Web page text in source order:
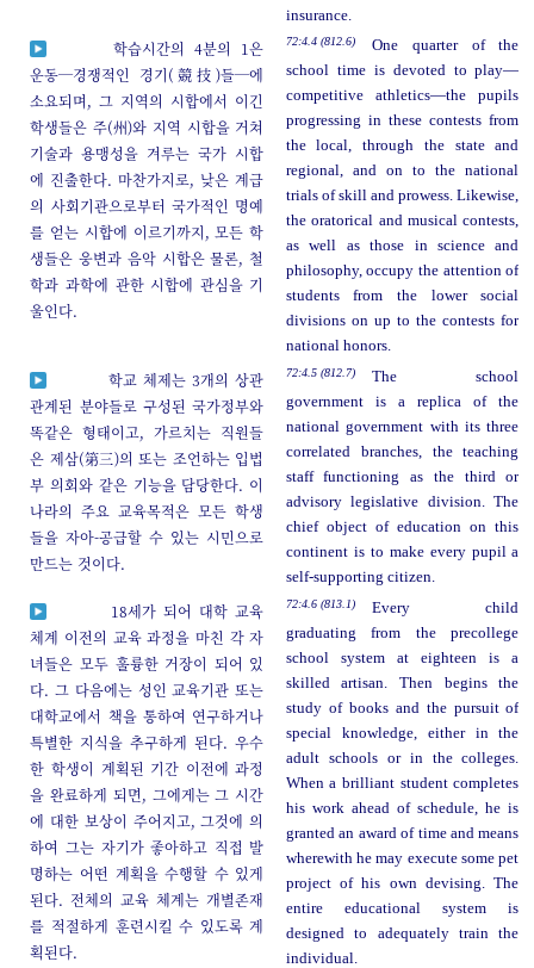
insurance.
학습시간의 4분의 1은
운동─경쟁적인 경기(競技)들─에
소요되며, 그 지역의 시합에서 이긴
학생들은 주(州)와 지역 시합을 거쳐
기술과 용맹성을 겨루는 국가 시합
에 진출한다. 마찬가지로, 낮은 계급
의 사회기관으로부터 국가적인 명예
를 얻는 시합에 이르기까지, 모든 학
생들은 웅변과 음악 시합은 물론, 철
학과 과학에 관한 시합에 관심을 기
울인다.
72:4.4 (812.6)
One quarter of the
school time is devoted to play—
competitive athletics—the pupils
progressing in these contests from
the local, through the state and
regional, and on to the national
trials of skill and prowess. Likewise,
the oratorical and musical contests,
as well as those in science and
philosophy, occupy the attention of
students from the lower social
divisions on up to the contests for
national honors.
학교 체제는 3개의 상관
관계된 분야들로 구성된 국가정부와
똑같은 형태이고, 가르치는 직원들
은 제삼(第三)의 또는 조언하는 입법
부 의회와 같은 기능을 담당한다. 이
나라의 주요 교육목적은 모든 학생
들을 자아-공급할 수 있는 시민으로
만드는 것이다.
72:4.5 (812.7)
The school
government is a replica of the
national government with its three
correlated branches, the teaching
staff functioning as the third or
advisory legislative division. The
chief object of education on this
continent is to make every pupil a
self-supporting citizen.
18세가 되어 대학 교육
체계 이전의 교육 과정을 마친 각 자
녀들은 모두 훌륭한 거장이 되어 있
다. 그 다음에는 성인 교육기관 또는
대학교에서 책을 통하여 연구하거나
특별한 지식을 추구하게 된다. 우수
한 학생이 계획된 기간 이전에 과정
을 완료하게 되면, 그에게는 그 시간
에 대한 보상이 주어지고, 그것에 의
하여 그는 자기가 좋아하고 직접 발
명하는 어떤 계획을 수행할 수 있게
된다. 전체의 교육 체계는 개별존재
를 적절하게 훈련시킬 수 있도록 계
획된다.
72:4.6 (813.1)
Every child
graduating from the precollege
school system at eighteen is a
skilled artisan. Then begins the
study of books and the pursuit of
special knowledge, either in the
adult schools or in the colleges.
When a brilliant student completes
his work ahead of schedule, he is
granted an award of time and means
wherewith he may execute some pet
project of his own devising. The
entire educational system is
designed to adequately train the
individual.